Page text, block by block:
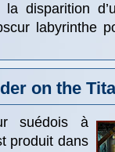
disparition
labyrinthe
on the
suédois à
produit dans